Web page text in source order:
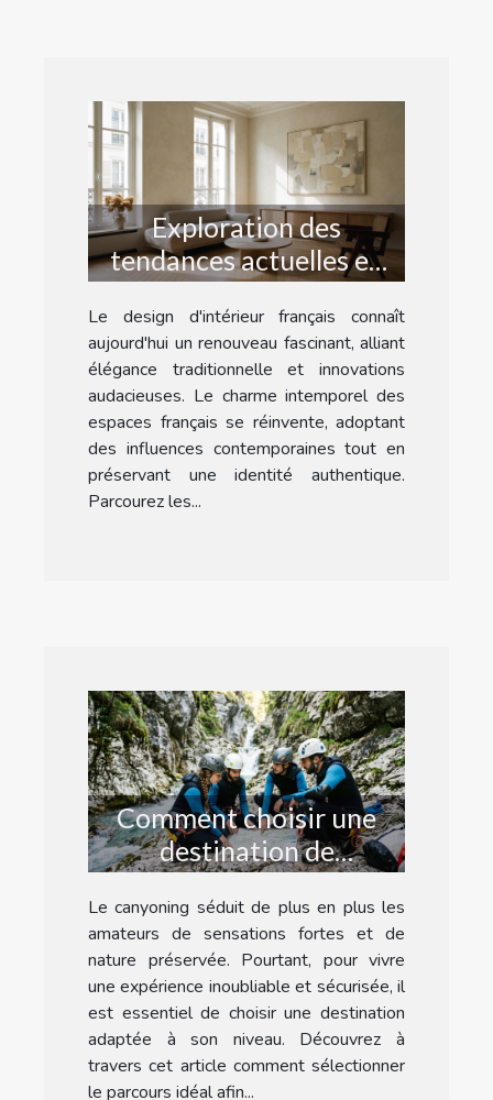
Exploration des
tendances actuelles en
design d'intérieur
français
Le design d'intérieur français connaît
aujourd'hui un renouveau fascinant, alliant
élégance traditionnelle et innovations
audacieuses. Le charme intemporel des
espaces français se réinvente, adoptant
des influences contemporaines tout en
préservant une identité authentique.
Parcourez les...
Comment choisir une
destination de
canyoning adaptée à
votre niveau ?
Le canyoning séduit de plus en plus les
amateurs de sensations fortes et de
nature préservée. Pourtant, pour vivre
une expérience inoubliable et sécurisée, il
est essentiel de choisir une destination
adaptée à son niveau. Découvrez à
travers cet article comment sélectionner
le parcours idéal afin...